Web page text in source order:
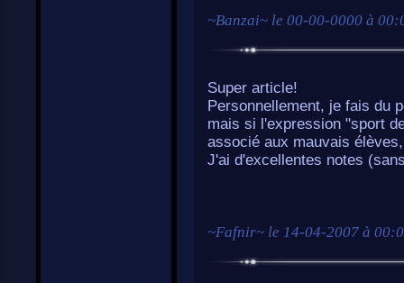
~Banzai~ le 00-00-0000 à
Super article!
Personnellement, je fais du
mais si l'expression "sport
associé aux mauvais
J'ai d'excellentes notes
~Fafnir~ le 14-04-2007 à